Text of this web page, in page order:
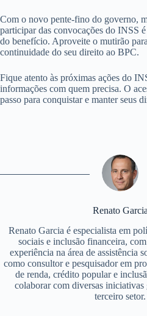
Com o novo pente-fino do governo,
participar das convocações do INSS
do benefício. Aproveite o mutirão
continuidade do seu direito ao BPC.
Fique atento às próximas ações do
informações com quem precisa. O
passo para conquistar e manter seus
Renato Garcia
Renato Garcia é especialista em
sociais e inclusão financeira,
experiência na área de assistência
como consultor e pesquisador em
de renda, crédito popular e
colaborar com diversas iniciativas
terceiro setor.